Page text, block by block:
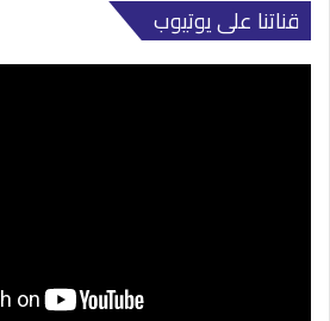
قناتنا على يوتيوب